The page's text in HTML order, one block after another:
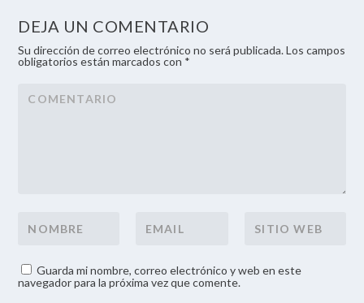
DEJA UN COMENTARIO
Su dirección de correo electrónico no será publicada. Los campos
obligatorios están marcados con *
Guarda mi nombre, correo electrónico y web en este
navegador para la próxima vez que comente.